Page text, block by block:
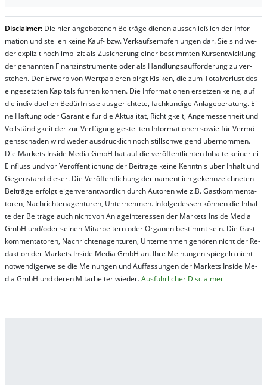
Dis­clai­mer: Die hier an­ge­bo­te­nen Bei­trä­ge die­nen aus­schließ­lich der In­for­
ma­t­ion und stel­len kei­ne Kauf- bzw. Ver­kaufs­em­pfeh­lung­en dar. Sie sind we­
der ex­pli­zit noch im­pli­zit als Zu­sich­er­ung ei­ner be­stim­mt­en Kurs­ent­wick­lung
der ge­nan­nt­en Fi­nanz­in­stru­men­te oder als Handl­ungs­auf­for­der­ung zu ver­
steh­en. Der Er­werb von Wert­pa­pier­en birgt Ri­si­ken, die zum To­tal­ver­lust des
ein­ge­setz­ten Ka­pi­tals füh­ren kön­nen. Die In­for­ma­tion­en er­setz­en kei­ne, auf
die in­di­vi­du­el­len Be­dür­fnis­se aus­ge­rich­te­te, fach­kun­di­ge An­la­ge­be­ra­tung. Ei­
ne Haf­tung oder Ga­ran­tie für die Ak­tu­ali­tät, Rich­tig­keit, An­ge­mes­sen­heit und
Vol­lständ­ig­keit der zur Ver­fü­gung ge­stel­lt­en In­for­ma­tion­en so­wie für Ver­mö­
gens­schä­den wird we­der aus­drück­lich noch stil­lschwei­gend über­nom­men.
Die Mar­kets In­side Me­dia GmbH hat auf die ver­öf­fent­lich­ten In­hal­te kei­ner­lei
Ein­fluss und vor Ver­öf­fent­lich­ung der Bei­trä­ge kei­ne Ken­nt­nis über In­halt und
Ge­gen­stand die­ser. Die Ver­öf­fent­lich­ung der na­ment­lich ge­kenn­zeich­net­en
Bei­trä­ge er­folgt ei­gen­ver­ant­wort­lich durch Au­tor­en wie z.B. Gast­kom­men­ta­
tor­en, Nach­richt­en­ag­en­tur­en, Un­ter­neh­men. In­fol­ge­des­sen kön­nen die In­hal­
te der Bei­trä­ge auch nicht von An­la­ge­in­te­res­sen der Mar­kets In­side Me­dia
GmbH und/oder sei­nen Mit­ar­bei­tern oder Or­ga­nen be­stim­mt sein. Die Gast­
kom­men­ta­tor­en, Nach­rich­ten­ag­en­tur­en, Un­ter­neh­men ge­hör­en nicht der Re­
dak­tion der Mar­kets In­side Me­dia GmbH an. Ihre Mei­nung­en spie­geln nicht
not­wen­di­ger­wei­se die Mei­nung­en und Auf­fas­sung­en der Mar­kets In­side Me­
dia GmbH und de­ren Mit­ar­bei­ter wie­der.Aus­führ­lich­er Dis­clai­mer